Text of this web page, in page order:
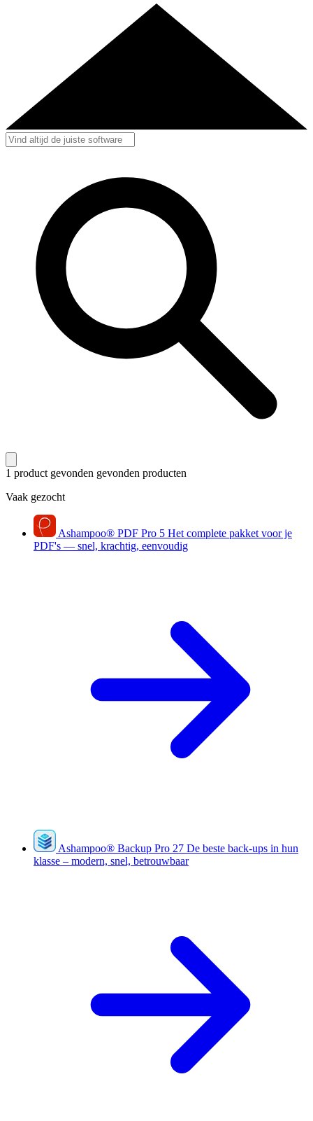
1 product gevonden gevonden producten
Vaak gezocht
Ashampoo® PDF Pro 5 Het complete pakket voor je
PDF's — snel, krachtig, eenvoudig
Ashampoo® Backup Pro 27 De beste back-ups in hun
klasse – modern, snel, betrouwbaar